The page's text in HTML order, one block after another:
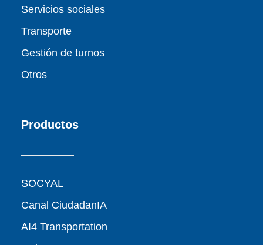
Servicios sociales
Transporte
Gestión de turnos
Otros
Productos
SOCYAL
Canal CiudadanIA
AI4 Transportation